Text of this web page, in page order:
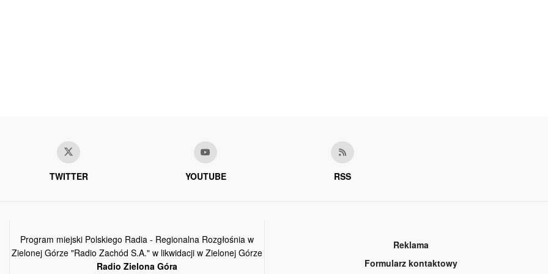
TWITTER YOUTUBE RSS
Program miejski Polskiego Radia - Regionalna Rozgłośnia w
Zielonej Górze "Radio Zachód S.A." w likwidacji w Zielonej Górze
Radio Zielona Góra
Reklama
Formularz kontaktowy